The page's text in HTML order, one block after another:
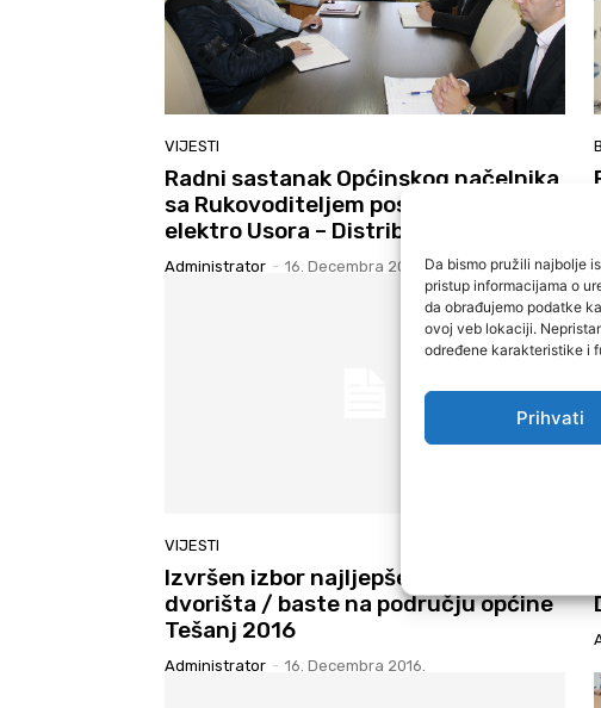
Da bismo pružili najbolje
pristup informacijama o
da obrađujemo podatke
ovoj veb lokaciji.
određene karakteristike i
Prihvati
VIJESTI
Radni sastanak Općinskog načelnika
sa Rukovoditeljem poslovnice
elektro Usora – Distribucija
Administrator - 16. Decembra 2016.
VIJESTI
Izvršen izbor najljepše uređenog
dvorišta / baste na području općine
Tešanj 2016
Administrator - 16. Decembra 2016.